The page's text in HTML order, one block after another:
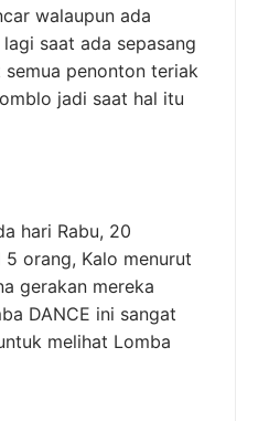
walaupun ada
saat ada sepasang
penonton teriak
jadi saat hal itu
hari Rabu, 20
orang, Kalo menurut
gerakan mereka
DANCE ini sangat
melihat Lomba